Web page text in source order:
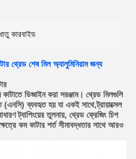
কারবাইড
থ্রেড শেষ মিল অ্যালুমিনিয়াম জন্য
ডিজাইন করা সরঞ্জাম। থ্রেড মিলগুলি
(এনসি) ব্যবহৃত হয় যা একই সাথে,ট্রায়াক্সেল
ট্যাপিংয়ের তুলনায়, থ্রেড ফ্রেজিং চিপ
কম কাটার শর্ত সীমাবদ্ধতার সাথে আরও